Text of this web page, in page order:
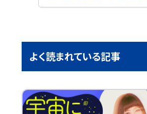
よく読まれている記事